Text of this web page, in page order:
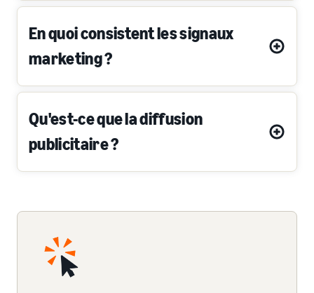
En quoi consistent les signaux
marketing ?
Qu'est-ce que la diffusion
publicitaire ?